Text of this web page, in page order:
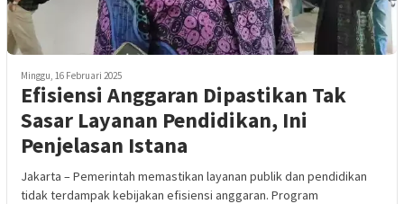
Minggu, 16 Februari 2025
Efisiensi Anggaran Dipastikan Tak
Sasar Layanan Pendidikan, Ini
Penjelasan Istana
Jakarta – Pemerintah memastikan layanan publik dan pendidikan
tidak terdampak kebijakan efisiensi anggaran. Program